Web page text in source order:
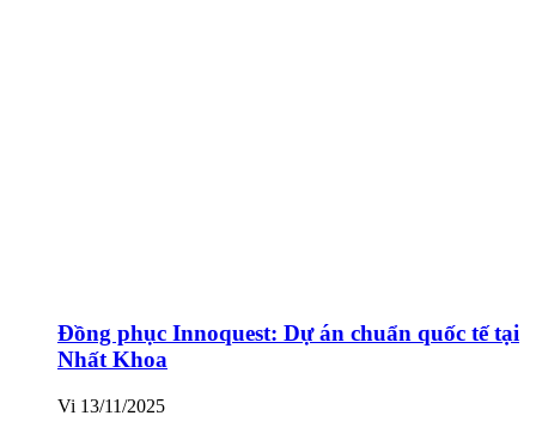
Đồng phục Innoquest: Dự án chuẩn quốc tế tại
Nhất Khoa
Vi 13/11/2025